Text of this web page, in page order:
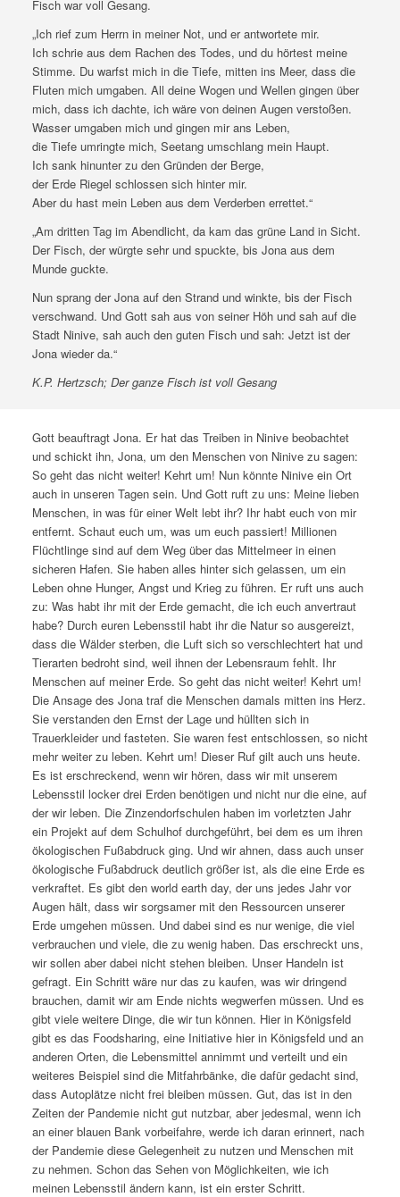
Fisch war voll Gesang.
„Ich rief zum Herrn in meiner Not, und er antwortete mir.
Ich schrie aus dem Rachen des Todes, und du hörtest meine
Stimme. Du warfst mich in die Tiefe, mitten ins Meer, dass die
Fluten mich umgaben. All deine Wogen und Wellen gingen über
mich, dass ich dachte, ich wäre von deinen Augen verstoßen.
Wasser umgaben mich und gingen mir ans Leben,
die Tiefe umringte mich, Seetang umschlang mein Haupt.
Ich sank hinunter zu den Gründen der Berge,
der Erde Riegel schlossen sich hinter mir.
Aber du hast mein Leben aus dem Verderben errettet.“
„Am dritten Tag im Abendlicht, da kam das grüne Land in Sicht.
Der Fisch, der würgte sehr und spuckte, bis Jona aus dem
Munde guckte.
Nun sprang der Jona auf den Strand und winkte, bis der Fisch
verschwand. Und Gott sah aus von seiner Höh und sah auf die
Stadt Ninive, sah auch den guten Fisch und sah: Jetzt ist der
Jona wieder da.“
K.P. Hertzsch; Der ganze Fisch ist voll Gesang
Gott beauftragt Jona. Er hat das Treiben in Ninive beobachtet
und schickt ihn, Jona, um den Menschen von Ninive zu sagen:
So geht das nicht weiter! Kehrt um! Nun könnte Ninive ein Ort
auch in unseren Tagen sein. Und Gott ruft zu uns: Meine lieben
Menschen, in was für einer Welt lebt ihr? Ihr habt euch von mir
entfernt. Schaut euch um, was um euch passiert! Millionen
Flüchtlinge sind auf dem Weg über das Mittelmeer in einen
sicheren Hafen. Sie haben alles hinter sich gelassen, um ein
Leben ohne Hunger, Angst und Krieg zu führen. Er ruft uns auch
zu: Was habt ihr mit der Erde gemacht, die ich euch anvertraut
habe? Durch euren Lebensstil habt ihr die Natur so ausgereizt,
dass die Wälder sterben, die Luft sich so verschlechtert hat und
Tierarten bedroht sind, weil ihnen der Lebensraum fehlt. Ihr
Menschen auf meiner Erde. So geht das nicht weiter! Kehrt um!
Die Ansage des Jona traf die Menschen damals mitten ins Herz.
Sie verstanden den Ernst der Lage und hüllten sich in
Trauerkleider und fasteten. Sie waren fest entschlossen, so nicht
mehr weiter zu leben. Kehrt um! Dieser Ruf gilt auch uns heute.
Es ist erschreckend, wenn wir hören, dass wir mit unserem
Lebensstil locker drei Erden benötigen und nicht nur die eine, auf
der wir leben. Die Zinzendorfschulen haben im vorletzten Jahr
ein Projekt auf dem Schulhof durchgeführt, bei dem es um ihren
ökologischen Fußabdruck ging. Und wir ahnen, dass auch unser
ökologische Fußabdruck deutlich größer ist, als die eine Erde es
verkraftet. Es gibt den world earth day, der uns jedes Jahr vor
Augen hält, dass wir sorgsamer mit den Ressourcen unserer
Erde umgehen müssen. Und dabei sind es nur wenige, die viel
verbrauchen und viele, die zu wenig haben. Das erschreckt uns,
wir sollen aber dabei nicht stehen bleiben. Unser Handeln ist
gefragt. Ein Schritt wäre nur das zu kaufen, was wir dringend
brauchen, damit wir am Ende nichts wegwerfen müssen. Und es
gibt viele weitere Dinge, die wir tun können. Hier in Königsfeld
gibt es das Foodsharing, eine Initiative hier in Königsfeld und an
anderen Orten, die Lebensmittel annimmt und verteilt und ein
weiteres Beispiel sind die Mitfahrbänke, die dafür gedacht sind,
dass Autoplätze nicht frei bleiben müssen. Gut, das ist in den
Zeiten der Pandemie nicht gut nutzbar, aber jedesmal, wenn ich
an einer blauen Bank vorbeifahre, werde ich daran erinnert, nach
der Pandemie diese Gelegenheit zu nutzen und Menschen mit
zu nehmen. Schon das Sehen von Möglichkeiten, wie ich
meinen Lebensstil ändern kann, ist ein erster Schritt.